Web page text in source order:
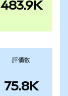
483.9K
評価数
75.8K